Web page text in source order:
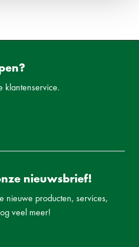
klantenservice.
nieuwsbrief!
nieuwe producten, services,
veel meer!